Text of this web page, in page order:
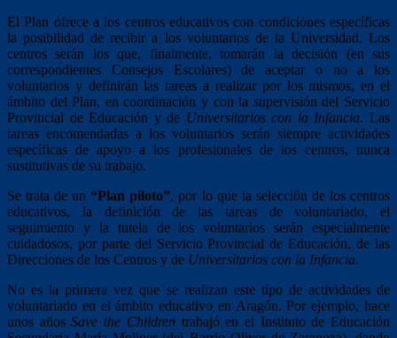
El Plan ofrece a los centros educativos con condiciones específicas
la posibilidad de recibir a los voluntarios de la Universidad. Los
centros serán los que, finalmente, tomarán la decisión (en sus
correspondientes Consejos Escolares) de aceptar o no a los
voluntarios y definirán las tareas a realizar por los mismos, en el
ámbito del Plan, en coordinación y con la supervisión del Servicio
Provincial de Educación y de Universitarios con la Infancia. Las
tareas encomendadas a los voluntarios serán siempre actividades
específicas de apoyo a los profesionales de los centros, nunca
sustitutivas de su trabajo.
Se trata de un “Plan piloto”, por lo que la selección de los centros
educativos, la definición de las tareas de voluntariado, el
seguimiento y la tutela de los voluntarios serán especialmente
cuidadosos, por parte del Servicio Provincial de Educación, de las
Direcciones de los Centros y de Universitarios con la Infancia.
No es la primera vez que se realizan este tipo de actividades de
voluntariado en el ámbito educativo en Aragón. Por ejemplo, hace
unos añosSave the Children trabajó en el Instituto de Educación